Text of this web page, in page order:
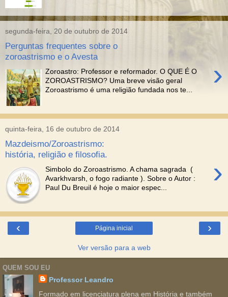
segunda-feira, 20 de outubro de 2014
Perguntas frequentes sobre o
zoroastrismo e o Avesta
›
Zoroastro: Professor e reformador. O QUE É O
ZOROASTRISMO? Uma breve visão geral
Zoroastrismo é uma religião fundada nos te...
quinta-feira, 16 de outubro de 2014
Mazdeismo/Zoroastrismo:
história, religião e filosofia.
›
Simbolo do Zoroastrismo. A chama sagrada (
Avarkhvarsh, o fogo radiante ). Sobre o Autor :
Paul Du Breuil é hoje o maior espec...
‹ ›
Página inicial
Ver versão para a web
QUEM SOU EU
Professor Leandro
Formado em licenciatura plena em História e também